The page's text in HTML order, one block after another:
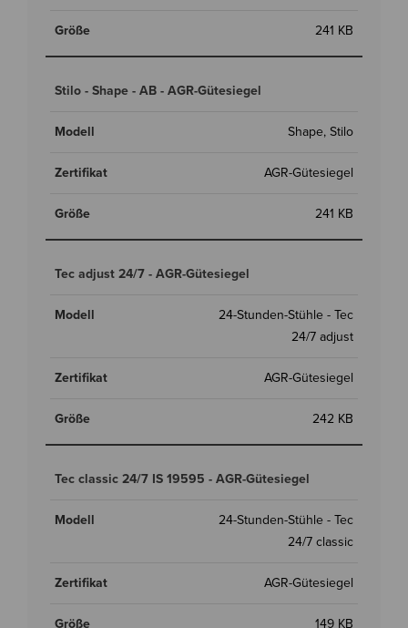
241 KB
Stilo - Shape - AB - AGR-Gütesiegel
Shape, Stilo
AGR-Gütesiegel
241 KB
Tec adjust 24/7 - AGR-Gütesiegel
24-Stunden-Stühle - Tec
24/7 adjust
AGR-Gütesiegel
242 KB
Tec classic 24/7 IS 19595 - AGR-Gütesiegel
24-Stunden-Stühle - Tec
24/7 classic
AGR-Gütesiegel
149 KB